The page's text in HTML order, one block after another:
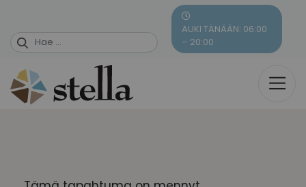
content
AUKI TÄNÄÄN: 06:00
– 20:00